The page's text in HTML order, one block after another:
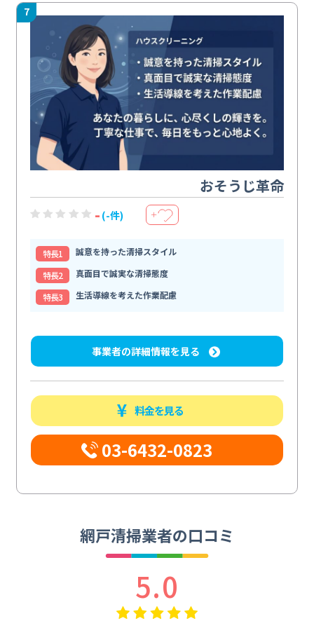
7
おそうじ革命
- (-件) ＋
特⻑1
誠意を持った清掃スタイル
特⻑2
真面目で誠実な清掃態度
特⻑3
生活導線を考えた作業配慮
事業者の詳細情報を見る
料金を見る
03-6432-0823
網戸清掃業者の口コミ
5.0